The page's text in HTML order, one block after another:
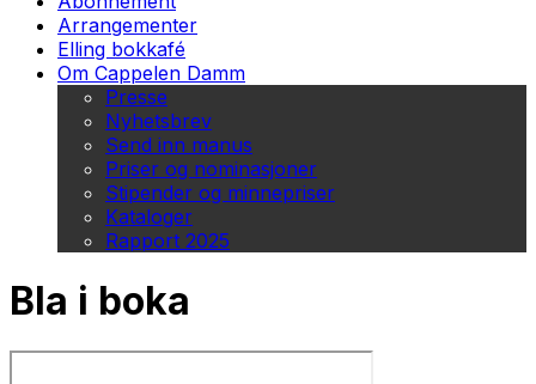
Arrangementer
Elling bokkafé
Om Cappelen Damm
Presse
Nyhetsbrev
Send inn manus
Priser og nominasjoner
Stipender og minnepriser
Kataloger
Rapport 2025
Bla i boka